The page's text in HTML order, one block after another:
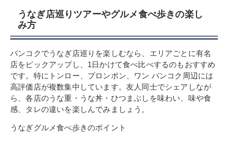
うなぎ店巡りツアーやグルメ食べ歩きの楽し
み方
バンコクでうなぎ店巡りを楽しむなら、エリアごとに有名
店をピックアップし、1日かけて食べ比べするのもおすすめ
です。特にトンロー、プロンポン、ワン バンコク周辺には
高評価店が複数集中しています。友人同士でシェアしなが
ら、各店のうな重・うな丼・ひつまぶしを味わい、味や食
感、タレの違いを楽しんでみましょう。
うなぎグルメ食べ歩きのポイント